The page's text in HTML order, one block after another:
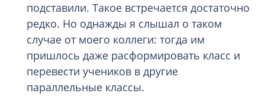
подставили. Такое встречается достаточно
редко. Но однажды я слышал о таком
случае от моего коллеги: тогда им
пришлось даже расформировать класс и
перевести учеников в другие
параллельные классы.